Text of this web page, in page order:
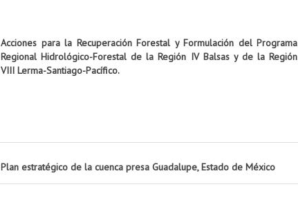
Acciones para la Recuperación Forestal y Formulación del Programa
Regional Hidrológico-Forestal de la Región IV Balsas y de la Región
VIII Lerma-Santiago-Pacífico.
Plan estratégico de la cuenca presa Guadalupe, Estado de México